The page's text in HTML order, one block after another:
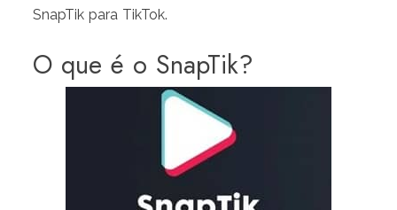
SnapTik para TikTok.
O que é o SnapTik?